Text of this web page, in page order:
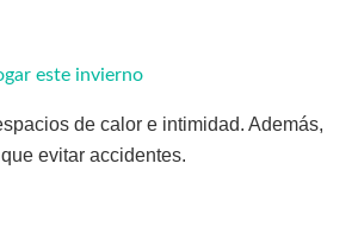
este invierno
de calor e intimidad. Además,
evitar accidentes.